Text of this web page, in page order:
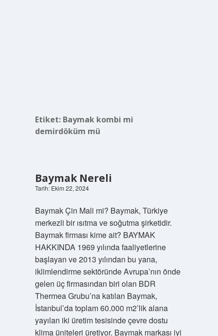
Etiket: Baymak kombi mi
demirdöküm mü
Baymak Nereli
Tarih: Ekim 22, 2024
Baymak Çin Mali mi? Baymak, Türkiye
merkezli bir ısıtma ve soğutma şirketidir.
Baymak firması kime ait? BAYMAK
HAKKINDA 1969 yılında faaliyetlerine
başlayan ve 2013 yılından bu yana,
iklimlendirme sektöründe Avrupa’nın önde
gelen üç firmasından biri olan BDR
Thermea Grubu’na katılan Baymak,
İstanbul’da toplam 60.000 m2’lik alana
yayılan iki üretim tesisinde çevre dostu
klima üniteleri üretiyor. Baymak markası iyi